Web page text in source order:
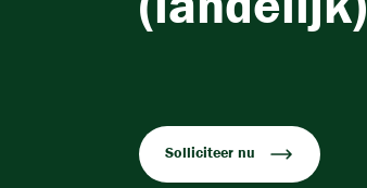
Solliciteer nu